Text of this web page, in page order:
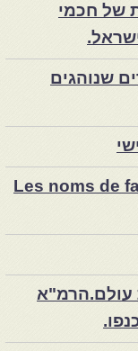
של חכמי
שנוהגים
Les noms de
עולם.הרמ"א